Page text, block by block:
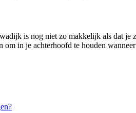
is nog niet zo makkelijk als dat je
in je achterhoofd te houden